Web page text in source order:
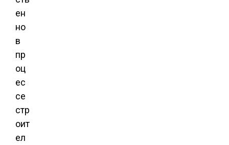
ен
но
в
пр
оц
ес
се
стр
оит
ел